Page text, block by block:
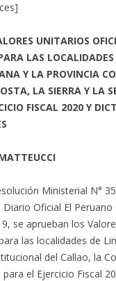
UNITARIOS
LAS
Y LA PROVINCIA
LA SIERRA Y LA
FISCAL 2020 Y
Ministerial N°
Diario Oficial El
se aprueban los
las localidades de
del Callao, la
el Ejercicio Fiscal